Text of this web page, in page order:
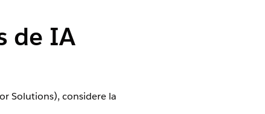
de IA
Solutions), considere la